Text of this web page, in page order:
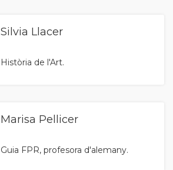
Silvia Llacer
Història de l'Art.
Marisa Pellicer
Guia FPR, profesora d'alemany.